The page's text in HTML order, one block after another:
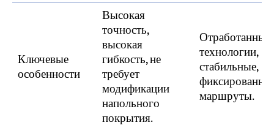
Ключевые
особенности
Высокая
точность,
высокая
гибкость, не
требует
модификации
напольного
покрытия.
Отработанные
технологии,
стабильные,
маршруты.